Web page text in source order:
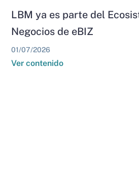
LBM ya es parte del
Negocios de eBIZ
01/07/2026
Ver contenido